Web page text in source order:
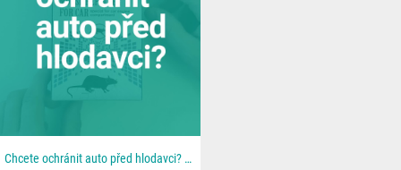
Chcete ochránit auto před hlodavci? 🐀 📦 Všechno najdeš u nás na 👉 dratek.cz #arduino...